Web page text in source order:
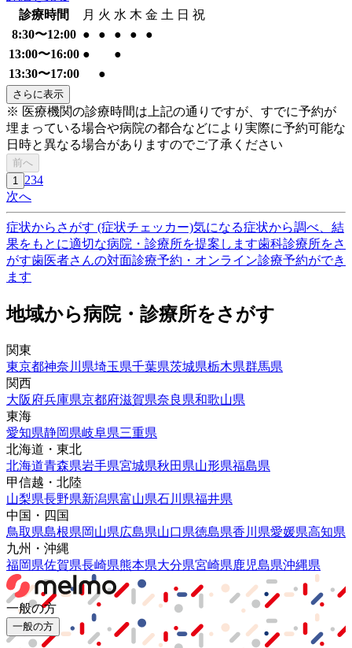
診療時間
月 火 水 木 金 土 日 祝
8:30〜12:00 ● ● ● ●
●
13:00〜16:00 ●
●
13:30〜17:00
●
さらに表示
※ 医療機関の診療時間は上記の通りですが、すでに予約が
埋まっている場合や病院の都合などにより実際に予約可能な
日時と異なる場合がありますのでご了承ください
前へ
1
234
次へ
症状からさがす (症状チェッカー)気になる症状から調べ、結
果をもとに適切な病院・診療所を提案します歯科診療所をさ
がす歯医者さんの対面診療予約・オンライン診療予約ができ
ます
地域から病院・診療所をさがす
関東
東京都神奈川県埼玉県千葉県茨城県栃木県群馬県
関西
大阪府兵庫県京都府滋賀県奈良県和歌山県
東海
愛知県静岡県岐阜県三重県
北海道・東北
北海道青森県岩手県宮城県秋田県山形県福島県
甲信越・北陸
山梨県長野県新潟県富山県石川県福井県
中国・四国
鳥取県島根県岡山県広島県山口県徳島県香川県愛媛県高知県
九州・沖縄
福岡県佐賀県長崎県熊本県大分県宮崎県鹿児島県沖縄県
一般の方
一般の方